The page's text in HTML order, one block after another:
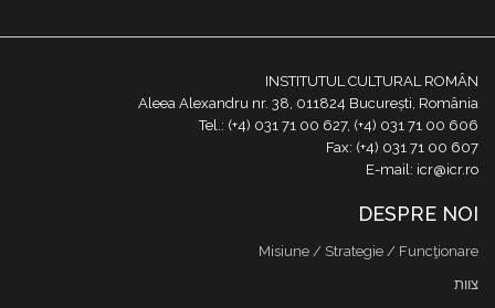
INSTITUTUL CULTURAL ROMÂN
Aleea Alexandru nr. 38, 011824 București, România
Tel.: (+4) 031 71 00 627, (+4) 031 71 00 606
Fax: (+4) 031 71 00 607
E-mail: icr@icr.ro
DESPRE NOI
Misiune / Strategie / Funcţionare
צוות